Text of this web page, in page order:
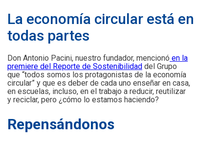
La economía circular está en
todas partes
Don Antonio Pacini, nuestro fundador, mencionó en la
premiere del Reporte de Sostenibilidad del Grupo
que “todos somos los protagonistas de la economía
circular” y que es deber de cada uno enseñar en casa,
en escuelas, incluso, en el trabajo a reducir, reutilizar
y reciclar, pero ¿cómo lo estamos haciendo?
Repensándonos